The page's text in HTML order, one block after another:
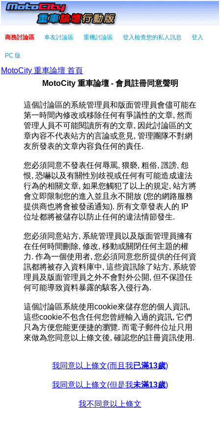
商務討論區 車友討論區 重機討論區 登入檢查您的私人訊息 登入
PC 版
MotoCity 重車論壇 首頁
MotoCity 重車論壇 - 會員註冊同意聲明
這個討論區的系統管理員和版面管理員會儘可能在
第一時間內修改或移除任何有爭議性的文章, 然而
管理人員不可能閱讀所有的文章, 因此討論區的文
章內容不代表站方的言論或意見, 管理團隊不對網
友所發表的文章內容負任何的責任.
您必須同意不發表任何辱罵, 猥褻, 粗俗, 譭謗, 怨
恨, 恐嚇以及有關性別歧視或任何有可能造成違法
行為的相關文章, 如果您觸犯了以上的規定, 站方將
會立即限制您的進入並且永不開放 (您的網路服務
提供商也將會被發函通知). 所有文章發表人的 IP
位址都將被儲存以防止任何的違法情節發生.
您必須同意站方, 系統管理員以及版面管理員擁有
在任何時間刪除, 修改, 移動或關閉任何主題的權
力. 作為一個使用者, 您必須同意您所提供的任何資
訊都將被存入資料庫中, 這些資訊除了站方, 系統管
理員及版面管理員之外不會對外公開, 但不保證任
何可能導致資料暴露的駭客入侵行為.
這個討論區系統使用cookie來儲存您的個人資訊,
這些cookie不包含任何您曾經輸入過的資訊, 它們
只為方便您能更便捷的瀏覽. 而電子郵件位址只用
來做為您同意以上條文後, 確認您的註冊資訊使用.
我同意以上條文(而且我已滿13歲)
我同意以上條文(但是我未滿13歲)
我不同意以上條文